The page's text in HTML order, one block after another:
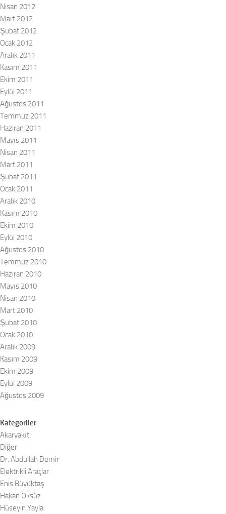
Nisan 2012
Mart 2012
Şubat 2012
Ocak 2012
Aralık 2011
Kasım 2011
Ekim 2011
Eylül 2011
Ağustos 2011
Temmuz 2011
Haziran 2011
Mayıs 2011
Nisan 2011
Mart 2011
Şubat 2011
Ocak 2011
Aralık 2010
Kasım 2010
Ekim 2010
Eylül 2010
Ağustos 2010
Temmuz 2010
Haziran 2010
Mayıs 2010
Nisan 2010
Mart 2010
Şubat 2010
Ocak 2010
Aralık 2009
Kasım 2009
Ekim 2009
Eylül 2009
Ağustos 2009
Kategoriler
Akaryakıt
Diğer
Dr. Abdullah Demir
Elektrikli Araçlar
Enis Büyüktaş
Hakan Öksüz
Hüseyin Yayla